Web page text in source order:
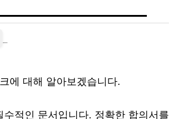
에 대해 알아보겠습니다.
적인 문서입니다. 정확한 합의서를